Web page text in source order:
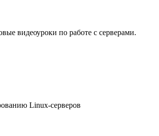
видеоуроки по работе с серверами.
Linux-серверов